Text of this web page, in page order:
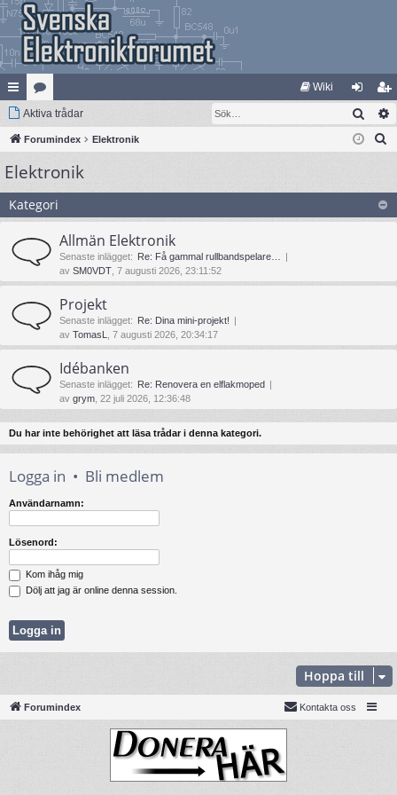
na
bb
lä
nk
ar
at
eg
ori
er
Wiki
og
ga
li
m
le
m
Aktiva trådar Sök
Forumindex Elektronik
Elektronik
Kategori
Allmän Elektronik
Senaste inlägget: Re: Få gammal rullbandspelare…
av SM0VDT , 7 augusti 2026, 23:11:52
Projekt
Senaste inlägget: Re: Dina mini-projekt!
av TomasL , 7 augusti 2026, 20:34:17
Idébanken
Senaste inlägget: Re: Renovera en elflakmoped
av grym , 22 juli 2026, 12:36:48
Du har inte behörighet att läsa trådar i denna kategori.
Logga in • Bli medlem
Användarnamn:
Lösenord:
Kom ihåg mig
Dölj att jag är online denna session.
Hoppa till
Forumindex Kontakta oss